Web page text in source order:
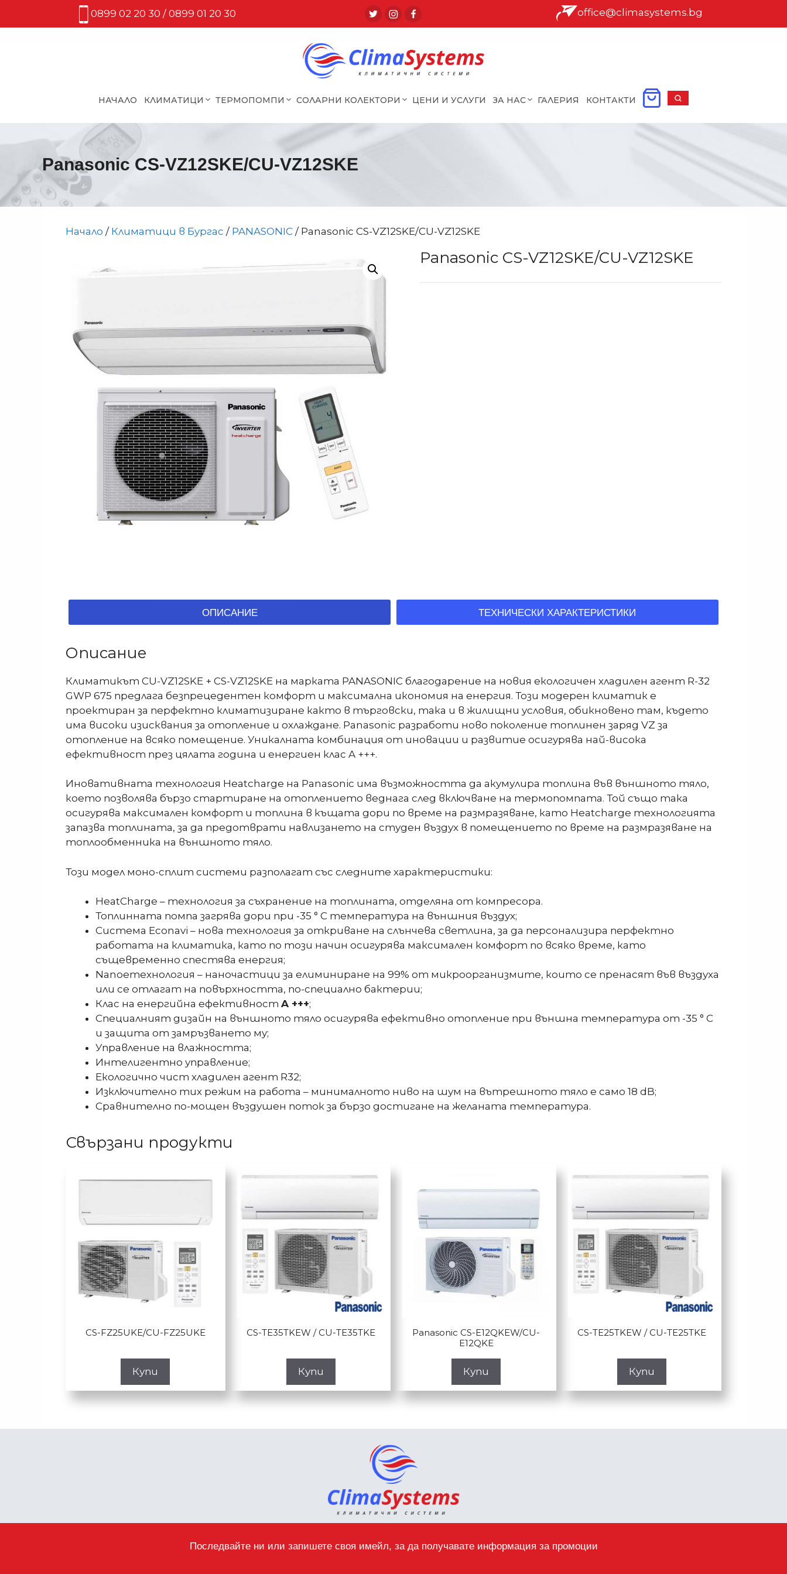
съдържанието
0899 02 20 30 / 0899 01 20 30 office@climasystems.bg
НАЧАЛО КЛИМАТИЦИ ТЕРМОПОМПИ СОЛАРНИ КОЛЕКТОРИ ЦЕНИ И УСЛУГИ ЗА НАС ГАЛЕРИЯ КОНТАКТИ
Panasonic CS-VZ12SKE/CU-VZ12SKE
Начало / Климатици в Бургас / PANASONIC / Panasonic CS-VZ12SKE/CU-VZ12SKE
Panasonic CS-VZ12SKE/CU-VZ12SKE
ОПИСАНИЕ ТЕХНИЧЕСКИ ХАРАКТЕРИСТИКИ
Описание
Климатикът CU-VZ12SKE + CS-VZ12SKE на марката PANASONIC благодарение на новия екологичен хладилен агент R-32
GWP 675 предлага безпрецедентен комфорт и максимална икономия на енергия. Този модерен климатик е
проектиран за перфектно климатизиране както в търговски, така и в жилищни условия, обикновено там, където
има високи изисквания за отопление и охлаждане. Panasonic разработи ново поколение топлинен заряд VZ за
отопление на всяко помещение. Уникалната комбинация от иновации и развитие осигурява най-висока
ефективност през цялата година и енергиен клас A +++.
Иновативната технология Heatcharge на Panasonic има възможността да акумулира топлина във външното тяло,
което позволява бързо стартиране на отоплението веднага след включване на термопомпата. Той също така
осигурява максимален комфорт и топлина в къщата дори по време на размразяване, като Heatcharge технологията
запазва топлината, за да предотврати навлизането на студен въздух в помещението по време на размразяване на
топлообменника на външното тяло.
Този модел моно-сплит системи разполагат със следните характеристики:
HeatCharge – технология за съхранение на топлината, отделяна от компресора.
Топлинната помпа загрява дори при -35 ° С температура на външния въздух;
Система Econavi – нова технология за откриване на слънчева светлина, за да персонализира перфектно
работата на климатика, като по този начин осигурява максимален комфорт по всяко време, като
същевременно спестява енергия;
Nanoeтехнология – наночастици за елиминиране на 99% от микроорганизмите, които се пренасят във въздуха
или се отлагат на повърхността, по-специално бактерии;
Клас на енергийна ефективност A +++;
Специалният дизайн на външното тяло осигурява ефективно отопление при външна температура от -35 ° C
и защита от замръзването му;
Управление на влажността;
Интелигентно управление;
Екологично чист хладилен агент R32;
Изключително тих режим на работа – минималното ниво на шум на вътрешното тяло е само 18 dB;
Сравнително по-мощен въздушен поток за бързо достигане на желаната температура.
Свързани продукти
CS-FZ25UKE/CU-FZ25UKE
Купи
CS-TE35TKEW / CU-TE35TKE
Купи
Panasonic CS-E12QKEW/CU-
E12QKE
Купи
CS-TE25TKEW / CU-TE25TKE
Купи
Последвайте ни или запишете своя имейл, за да получавате информация за промоции